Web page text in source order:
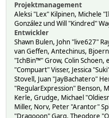
Projektmanagement
Aleksi "Lex" Kilpinen, Michele
González und Will "Kindred"
Entwickler
Shawn Bulen, John "live627"
van Geffen, Antechinus,
"IchBin™" Grow, Colin Schoen,
"Compuart" Visser, Jessica
Stovell, Juan "JayBachatero"
"RegularExpression" Benson,
Kerle, Grudge, Michael
Miller, Norv, Peter "Arantor"
"Dragooon" Garg, Theodore